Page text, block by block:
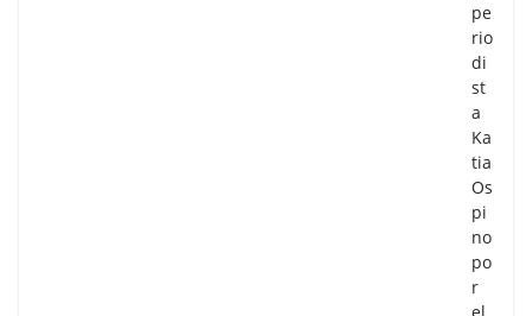
pe
rio
di
st
a
Ka
tia
Os
pi
no
po
r